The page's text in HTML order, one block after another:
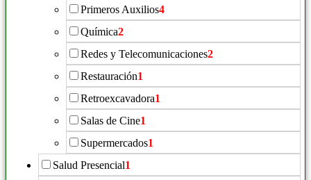
Primeros Auxilios4
Química2
Redes y Telecomunicaciones2
Restauración1
Retroexcavadora1
Salas de Cine1
Supermercados1
Salud Presencial1